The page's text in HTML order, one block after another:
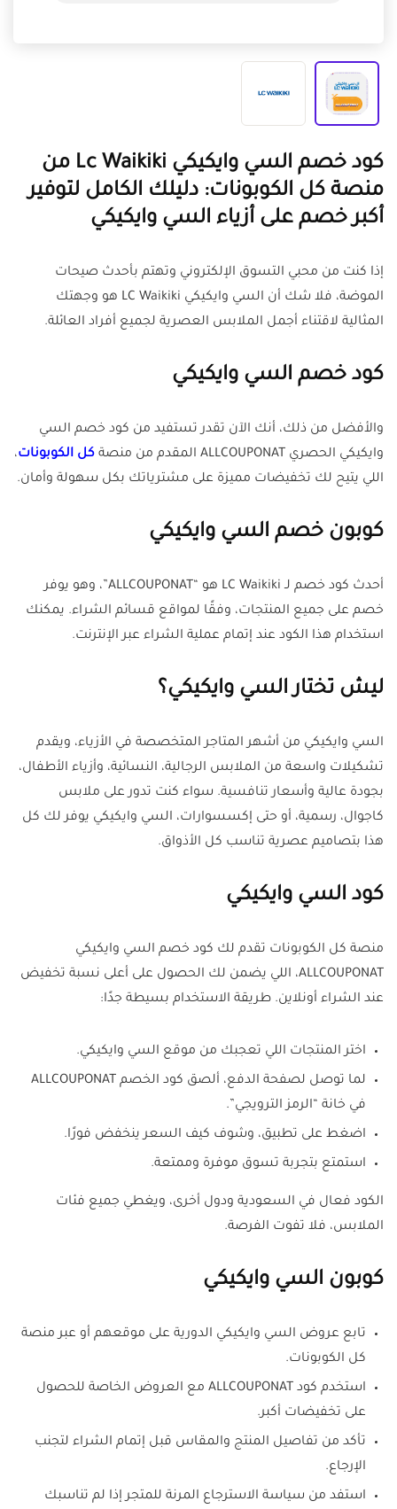
كود خصم السي وايكيكي Lc Waikiki من
منصة كل الكوبونات: دليلك الكامل لتوفير
أكبر خصم على أزياء السي وايكيكي
إذا كنت من محبي التسوق الإلكتروني وتهتم بأحدث صيحات
الموضة، فلا شك أن السي وايكيكي LC Waikiki هو وجهتك
المثالية لاقتناء أجمل الملابس العصرية لجميع أفراد العائلة.
كود خصم السي وايكيكي
والأفضل من ذلك، أنك الآن تقدر تستفيد من كود خصم السي
وايكيكي الحصري ALLCOUPONAT المقدم من منصة
كل الكوبونات،
اللي يتيح لك تخفيضات مميزة على مشترياتك بكل سهولة وأمان.
كوبون خصم السي وايكيكي
أحدث كود خصم لـ LC Waikiki هو “ALLCOUPONAT”، وهو يوفر
خصم على جميع المنتجات، وفقًا لمواقع قسائم الشراء. يمكنك
استخدام هذا الكود عند إتمام عملية الشراء عبر الإنترنت.
ليش تختار السي وايكيكي؟
السي وايكيكي من أشهر المتاجر المتخصصة في الأزياء، ويقدم
تشكيلات واسعة من الملابس الرجالية، النسائية، وأزياء الأطفال،
بجودة عالية وأسعار تنافسية. سواء كنت تدور على ملابس
كاجوال، رسمية، أو حتى إكسسوارات، السي وايكيكي يوفر لك كل
هذا بتصاميم عصرية تناسب كل الأذواق.
كود السي وايكيكي
منصة كل الكوبونات تقدم لك كود خصم السي وايكيكي
ALLCOUPONAT، اللي يضمن لك الحصول على أعلى نسبة تخفيض
عند الشراء أونلاين. طريقة الاستخدام بسيطة جدًا:
اختر المنتجات اللي تعجبك من موقع السي وايكيكي.
لما توصل لصفحة الدفع، ألصق كود الخصم ALLCOUPONAT
في خانة “الرمز الترويجي”.
اضغط على تطبيق، وشوف كيف السعر ينخفض فورًا.
استمتع بتجربة تسوق موفرة وممتعة.
الكود فعال في السعودية ودول أخرى، ويغطي جميع فئات
الملابس، فلا تفوت الفرصة.
كوبون السي وايكيكي
تابع عروض السي وايكيكي الدورية على موقعهم أو عبر منصة
كل الكوبونات.
استخدم كود ALLCOUPONAT مع العروض الخاصة للحصول
على تخفيضات أكبر.
تأكد من تفاصيل المنتج والمقاس قبل إتمام الشراء لتجنب
الإرجاع.
استفد من سياسة الاسترجاع المرنة للمتجر إذا لم تناسبك